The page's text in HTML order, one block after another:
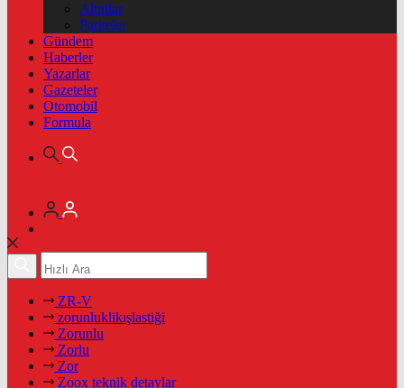
Altınlar
Pariteler
Gündem
Haberler
Yazarlar
Gazeteler
Otomobil
Formula
ZR-V
zorunluklikışlastiği
Zorunlu
Zorlu
Zor
Zoox teknik detaylar